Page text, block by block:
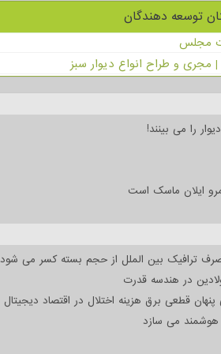
توسعه دهندگان
مجلس
مجری و طراح انواع دیوار سبز
را می بینند!
ایلان ماسک است
مصرف ترافیک بین الملل از حجم بسته کسر می شود
در هندسه قدرت
پنهان قطعی برق هزینه اختلال در اقتصاد دیجیتال
می سازد